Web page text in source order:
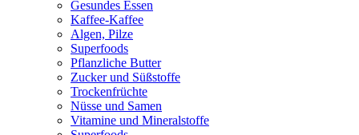
Gesundes Essen
Kaffee-Kaffee
Algen, Pilze
Superfoods
Pflanzliche Butter
Zucker und Süßstoffe
Trockenfrüchte
Nüsse und Samen
Vitamine und Mineralstoffe